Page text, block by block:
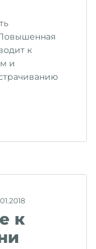
к
и
к